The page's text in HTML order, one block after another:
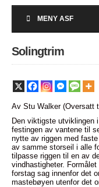
MENY ASF
Solingtrim
Av Stu Walker (Oversatt
Den viktigste utviklingen
festingen av vantene til
nytte av riggen med
av samme storseil i alle
tilpasse riggen til en av
vindhastigheter.
forstag sag innenfor det
mastebøyen utenfor det